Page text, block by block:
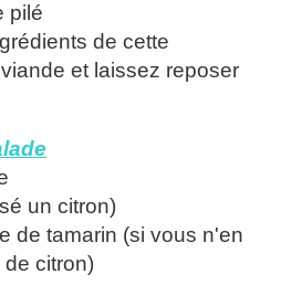
pilé
de cette
et laissez reposer
un citron)
de tamarin (si vous n'en
citron)